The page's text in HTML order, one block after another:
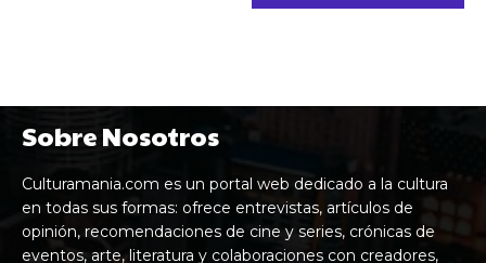
Sobre Nosotros
Culturamania.com es un portal web dedicado a la cultura
en todas sus formas: ofrece entrevistas, artículos de
opinión, recomendaciones de cine y series, crónicas de
eventos, arte, literatura y colaboraciones con creadores,